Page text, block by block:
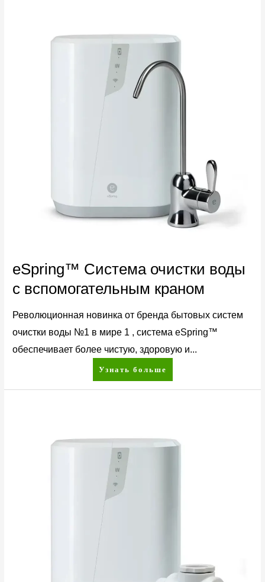
eSpring™ Система очистки воды
с вспомогательным краном
Революционная новинка от бренда бытовых систем
очистки воды №1 в мире 1 , система eSpring™
обеспечивает более чистую, здоровую и...
Узнать больше